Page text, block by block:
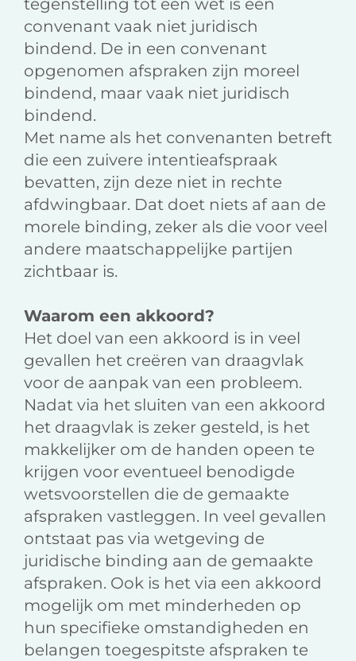
tegenstelling tot een wet is een
convenant vaak niet juridisch
bindend. De in een convenant
opgenomen afspraken zijn moreel
bindend, maar vaak niet juridisch
bindend.
Met name als het convenanten betreft
die een zuivere intentieafspraak
bevatten, zijn deze niet in rechte
afdwingbaar. Dat doet niets af aan de
morele binding, zeker als die voor veel
andere maatschappelijke partijen
zichtbaar is.
Waarom een akkoord?
Het doel van een akkoord is in veel
gevallen het creëren van draagvlak
voor de aanpak van een probleem.
Nadat via het sluiten van een akkoord
het draagvlak is zeker gesteld, is het
makkelijker om de handen opeen te
krijgen voor eventueel benodigde
wetsvoorstellen die de gemaakte
afspraken vastleggen. In veel gevallen
ontstaat pas via wetgeving de
juridische binding aan de gemaakte
afspraken. Ook is het via een akkoord
mogelijk om met minderheden op
hun specifieke omstandigheden en
belangen toegespitste afspraken te